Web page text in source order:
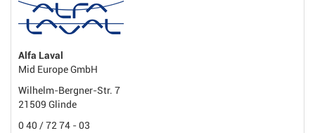
Alfa Laval
Mid Europe GmbH
Wilhelm-Bergner-Str. 7
21509 Glinde
0 40 / 72 74 - 03